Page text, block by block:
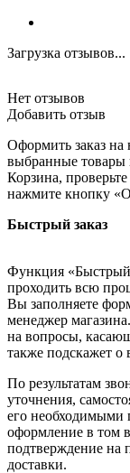
Загрузка отзывов...
Нет отзывов
Добавить отзыв
Оформить заказ на
выбранные товары
Корзина,
нажмите кнопку
Быстрый заказ
Функция «Быстрый
проходить всю
Вы заполняете
менеджер
на вопросы,
также подскажет о
По результатам
уточнения,
его необходимыми
оформление в том
подтверждение на
доставки.